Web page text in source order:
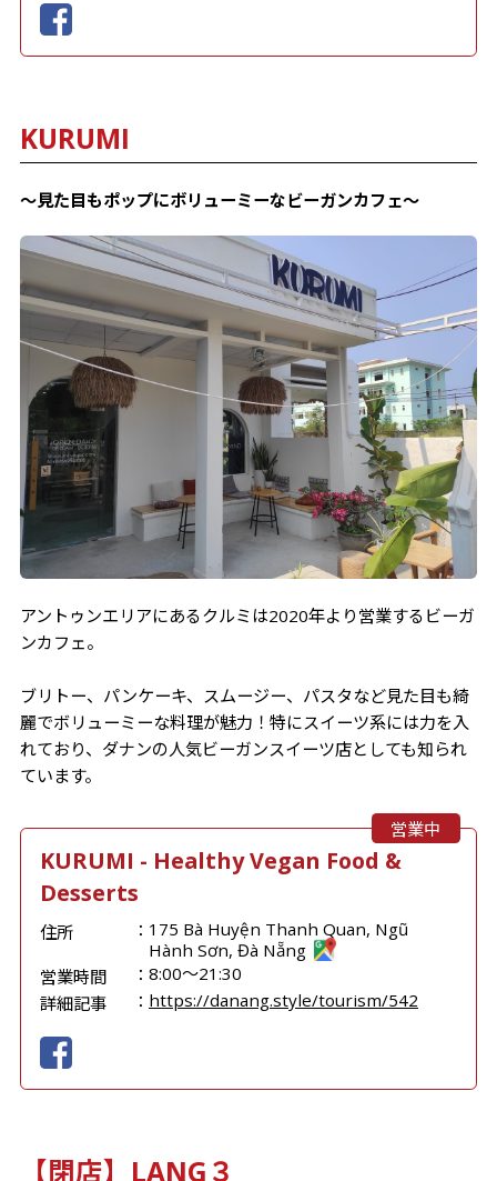
KURUMI
～見た目もポップにボリューミーなビーガンカフェ～
アントゥンエリアにあるクルミは2020年より営業するビーガ
ンカフェ。
ブリトー、パンケーキ、スムージー、パスタなど見た目も綺
麗でボリューミーな料理が魅力！特にスイーツ系には力を入
れており、ダナンの人気ビーガンスイーツ店としても知られ
ています。
営業中
KURUMI - Healthy Vegan Food &
Desserts
住所
175 Bà Huyện Thanh Quan, Ngũ
Hành Sơn, Đà Nẵng
営業時間
8:00〜21:30
詳細記事
https://danang.style/tourism/542
【閉店】LANG３